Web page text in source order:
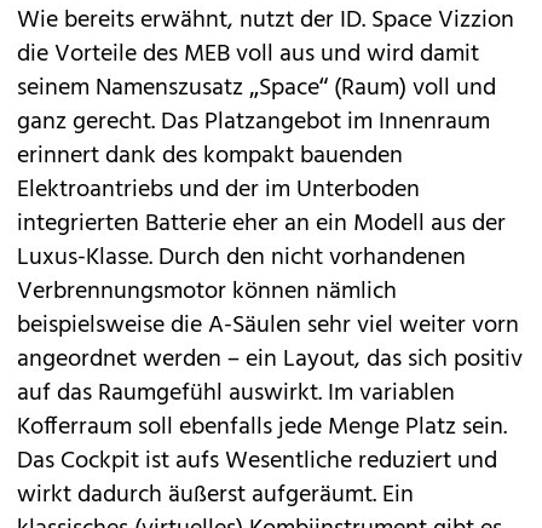
Wie bereits erwähnt, nutzt der ID. Space Vizzion
die Vorteile des MEB voll aus und wird damit
seinem Namenszusatz „Space“ (Raum) voll und
ganz gerecht. Das Platzangebot im Innenraum
erinnert dank des kompakt bauenden
Elektroantriebs und der im Unterboden
integrierten Batterie eher an ein Modell aus der
Luxus-Klasse. Durch den nicht vorhandenen
Verbrennungsmotor können nämlich
beispielsweise die A-Säulen sehr viel weiter vorn
angeordnet werden – ein Layout, das sich positiv
auf das Raumgefühl auswirkt. Im variablen
Kofferraum soll ebenfalls jede Menge Platz sein.
Das Cockpit ist aufs Wesentliche reduziert und
wirkt dadurch äußerst aufgeräumt. Ein